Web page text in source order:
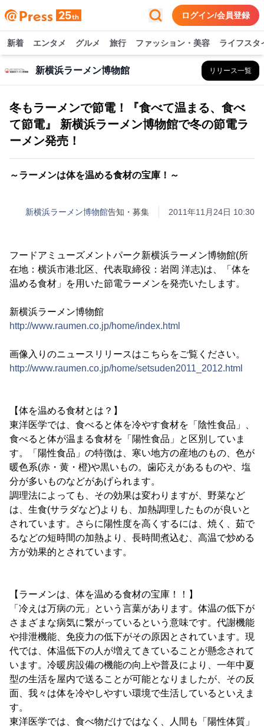
ログイン/会員登録
新着 エンタメ グルメ 旅行 ファッション・美容 ライフスタ
新横浜ラーメン博物館 リリース一覧
冬もラーメンで節電！『食べて温まる、食べ
て節電』 新横浜ラーメン博物館で冬の節電ラ
ーメン発売！
～ラーメンは体を温める食材の宝庫！～
新横浜ラーメン博物館告知・募集 2011年11月24日 10:30
フードアミューズメントパーク新横浜ラーメン博物館(所
在地：横浜市港北区、代表取締役：岩岡 洋志)は、「体を
温める食材」を用いた節電ラーメンを発売いたします。
新横浜ラーメン博物館
http://www.raumen.co.jp/home/index.html
画像入りのニュースリリースはこちらをご覧ください。
http://www.raumen.co.jp/home/setsuden2011_2012.html
【体を温める食材とは？】
東洋医学では、食べると体を冷やす食材を「陰性食品」、
食べると体が温まる食材を「陽性食品」と区別していま
す。「陽性食品」の特徴は、寒い地方の産地のもの、色が
暖色系(赤・黄・橙)や黒いもの。歯応えがあるものや、塩
分が多いものなどがあげられます。
調理法によっても、その効果は変わりますが、野菜など
は、生食(サラダなど)よりも、加熱調理したものが良いと
されています。さらに陽性度を高くするには、焼く、茹で
るなどの短時間の加熱より、長時間煮込む、高温で炒める
方が効果的とされています。
【ラーメンは、体を温める食材の宝庫！！】
「冷えは万病の元」という言葉があります。体温の低下が
さまざまな病気に繋がっているという意味です。代謝機能
や排泄機能、免疫力の低下がその原因とされています。現
代では、体温低下の人が増えてきていることが懸念されて
います。冷暖房設備の機能の向上や普及により、一年中夏
型の生活を屋内で送ることが可能となりましたが、その反
面、我々は体を冷やしやすい環境で生活しているといえま
す。
東洋医学では、食べ物だけではなく、人間も「陽性体質」